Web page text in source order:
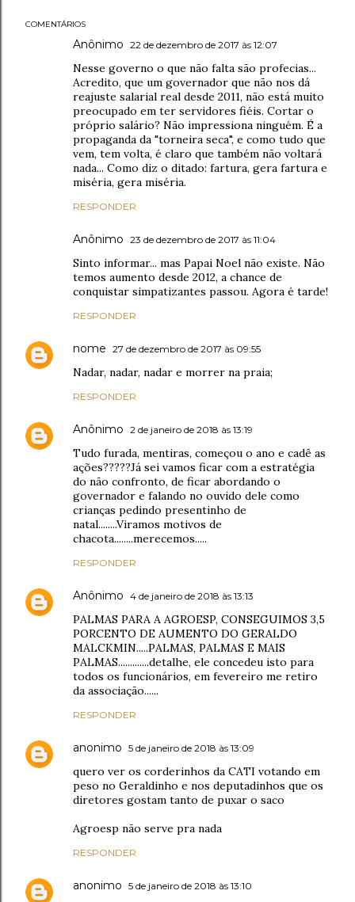
COMENTÁRIOS
Anônimo 22 de dezembro de 2017 às 12:07
Nesse governo o que não falta são profecias...
Acredito, que um governador que não nos dá
reajuste salarial real desde 2011, não está muito
preocupado em ter servidores fiéis. Cortar o
próprio salário? Não impressiona ninguém. É a
propaganda da "torneira seca", e como tudo que
vem, tem volta, é claro que também não voltará
nada... Como diz o ditado: fartura, gera fartura e
miséria, gera miséria.
RESPONDER
Anônimo 23 de dezembro de 2017 às 11:04
Sinto informar... mas Papai Noel não existe. Não
temos aumento desde 2012, a chance de
conquistar simpatizantes passou. Agora é tarde!
RESPONDER
nome 27 de dezembro de 2017 às 09:55
Nadar, nadar, nadar e morrer na praia;
RESPONDER
Anônimo 2 de janeiro de 2018 às 13:19
Tudo furada, mentiras, começou o ano e cadê as
ações?????Já sei vamos ficar com a estratégia
do não confronto, de ficar abordando o
governador e falando no ouvido dele como
crianças pedindo presentinho de
natal........Viramos motivos de
chacota........merecemos.....
RESPONDER
Anônimo 4 de janeiro de 2018 às 13:13
PALMAS PARA A AGROESP, CONSEGUIMOS 3,5
PORCENTO DE AUMENTO DO GERALDO
MALCKMIN.....PALMAS, PALMAS E MAIS
PALMAS.............detalhe, ele concedeu isto para
todos os funcionários, em fevereiro me retiro
da associação......
RESPONDER
anonimo 5 de janeiro de 2018 às 13:09
quero ver os corderinhos da CATI votando em
peso no Geraldinho e nos deputadinhos que os
diretores gostam tanto de puxar o saco
Agroesp não serve pra nada
RESPONDER
anonimo 5 de janeiro de 2018 às 13:10